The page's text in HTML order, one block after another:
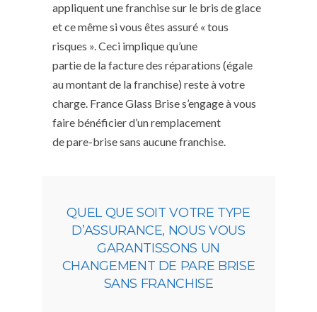
appliquent une franchise sur le bris de glace
et ce même si vous êtes assuré « tous
risques ». Ceci implique qu’une
partie de la facture des réparations (égale
au montant de la franchise) reste à votre
charge. France Glass Brise s’engage à vous
faire bénéficier d’un remplacement
de pare-brise sans aucune franchise.
QUEL QUE SOIT VOTRE TYPE
D’ASSURANCE, NOUS VOUS
GARANTISSONS UN
CHANGEMENT DE PARE BRISE
SANS FRANCHISE